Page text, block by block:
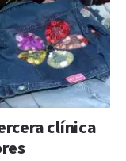
clínica